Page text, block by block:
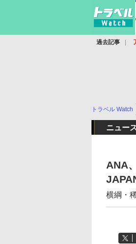
過去記事
トラベル Watch
ニュー
ANA
横綱・